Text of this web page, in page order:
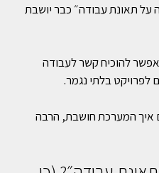
תאונת עבודה״ כבר יושבת
להוכיח קשר לעבודה
לפרויקט בלתי נגמר.
איך המערכת חושבת, הרבה